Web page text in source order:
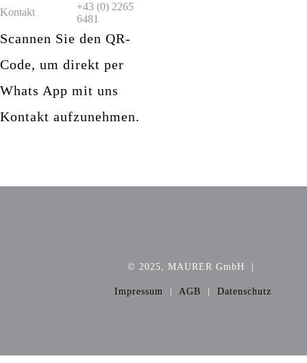
Kontakt
+43 (0) 2265
6481
Scannen Sie den QR-
Code, um direkt per
Whats App mit uns
Kontakt aufzunehmen.
© 2025, MAURER GmbH
Impressum AGB Datenschutz